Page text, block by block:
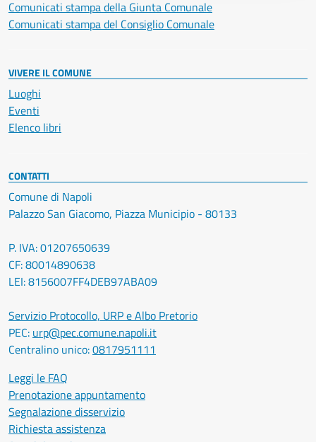
Comunicati stampa della Giunta Comunale
Comunicati stampa del Consiglio Comunale
VIVERE IL COMUNE
Luoghi
Eventi
Elenco libri
CONTATTI
Comune di Napoli
Palazzo San Giacomo, Piazza Municipio - 80133
P. IVA: 01207650639
CF: 80014890638
LEI: 8156007FF4DEB97ABA09
Servizio Protocollo, URP e Albo Pretorio
PEC: urp@pec.comune.napoli.it
Centralino unico:0817951111
Leggi le FAQ
Prenotazione appuntamento
Segnalazione disservizio
Richiesta assistenza